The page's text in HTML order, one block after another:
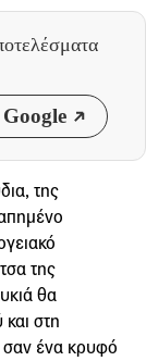
της
της
θα
στη
σαν ένα κρυφό